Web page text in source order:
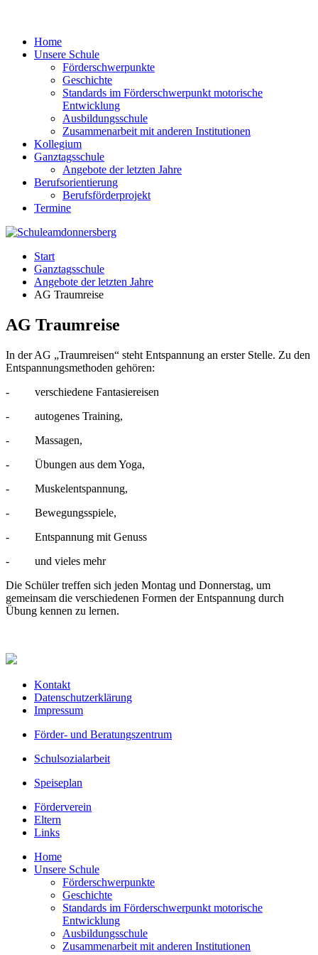
Home
Unsere Schule
Förderschwerpunkte
Geschichte
Standards im Förderschwerpunkt motorische
Entwicklung
Ausbildungsschule
Zusammenarbeit mit anderen Institutionen
Kollegium
Ganztagsschule
Angebote der letzten Jahre
Berufsorientierung
Berufsförderprojekt
Termine
Start
Ganztagsschule
Angebote der letzten Jahre
AG Traumreise
AG Traumreise
In der AG „Traumreisen“ steht Entspannung an erster Stelle. Zu den
Entspannungsmethoden gehören:
- verschiedene Fantasiereisen
- autogenes Training,
- Massagen,
- Übungen aus dem Yoga,
- Muskelentspannung,
- Bewegungsspiele,
- Entspannung mit Genuss
- und vieles mehr
Die Schüler treffen sich jeden Montag und Donnerstag, um
gemeinsam die verschiedenen Formen der Entspannung durch
Übung kennen zu lernen.
Kontakt
Datenschutzerklärung
Impressum
Förder- und Beratungszentrum
Schulsozialarbeit
Speiseplan
Förderverein
Eltern
Links
Home
Unsere Schule
Förderschwerpunkte
Geschichte
Standards im Förderschwerpunkt motorische
Entwicklung
Ausbildungsschule
Zusammenarbeit mit anderen Institutionen